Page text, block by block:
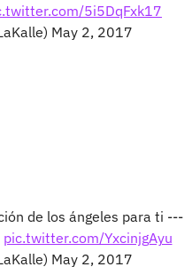
5i5DqFxk17
May 2, 2017
de los ángeles para ti ---
pic.twitter.com/YxcinjgAyu
May 2, 2017